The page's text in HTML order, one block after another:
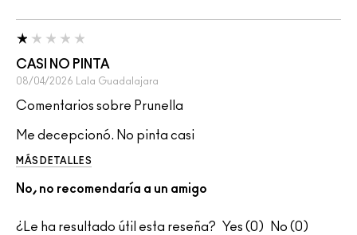
CASI NO PINTA
08/04/2026 Lala Guadalajara
Comentarios sobre Prunella
Me decepcionó. No pinta casi
MÁS DETALLES
No, no recomendaría a un amigo
¿Le ha resultado útil esta reseña? 0 0